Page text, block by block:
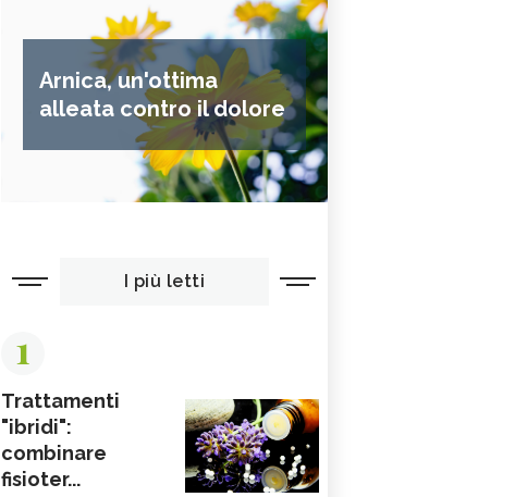
Arnica, un'ottima
alleata contro il dolore
I più letti
1
Trattamenti
"ibridi":
combinare
fisioter...